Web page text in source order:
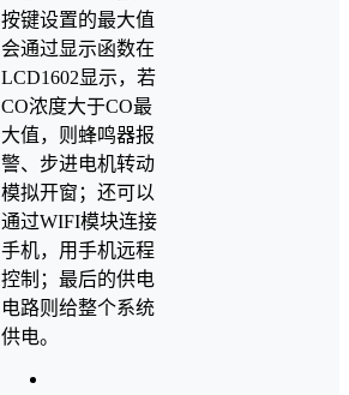
按键设置的最大值
会通过显示函数在
LCD1602显示，若
CO浓度大于CO最
大值，则蜂鸣器报
警、步进电机转动
模拟开窗；还可以
通过WIFI模块连接
手机，用手机远程
控制；最后的供电
电路则给整个系统
供电。